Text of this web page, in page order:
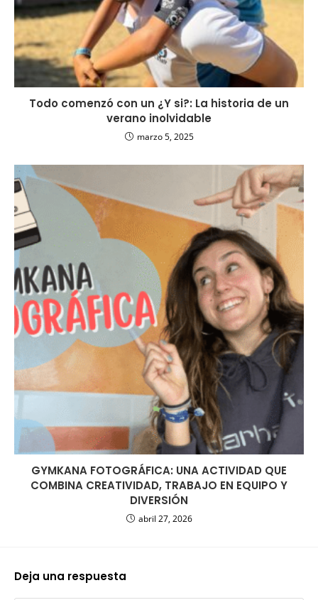
Todo comenzó con un ¿Y si?: La historia de un
verano inolvidable
marzo 5, 2025
GYMKANA FOTOGRÁFICA: UNA ACTIVIDAD QUE
COMBINA CREATIVIDAD, TRABAJO EN EQUIPO Y
DIVERSIÓN
abril 27, 2026
Deja una respuesta